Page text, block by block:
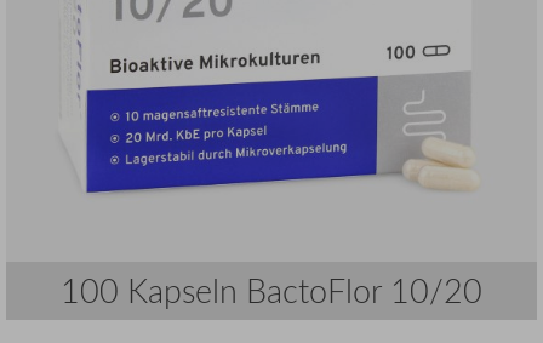
100 Kapseln BactoFlor 10/20